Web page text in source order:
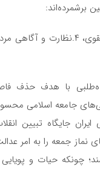
برشمرده‌اند:
با هدف حذف
جامعه اسلامی
جایگاه تبیین
جمعه را به امر
چونکه حیات و